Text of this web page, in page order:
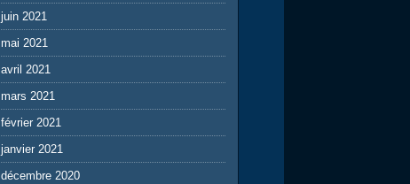
juin 2021
mai 2021
avril 2021
mars 2021
février 2021
janvier 2021
décembre 2020